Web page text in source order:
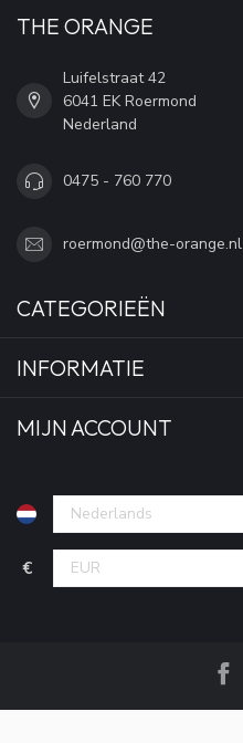
THE ORANGE
Luifelstraat 42
6041 EK Roermond
Nederland
0475 - 760 770
roermond@the-orange.nl
CATEGORIEËN
INFORMATIE
MIJN ACCOUNT
€